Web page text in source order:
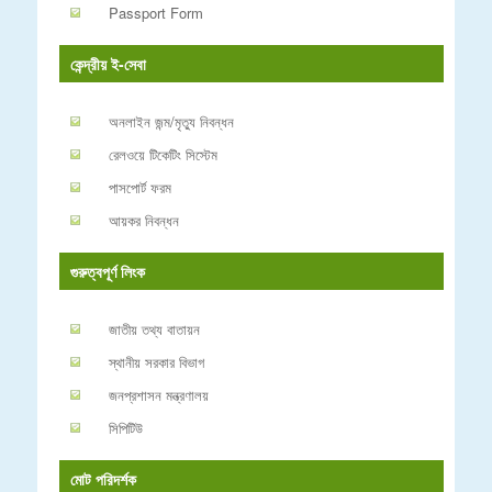
Passport Form
কেন্দ্রীয় ই-সেবা
অনলাইন জন্ম/মৃত্যু নিবন্ধন
রেলওয়ে টিকেটিং সিস্টেম
পাসপোর্ট ফরম
আয়কর নিবন্ধন
গুরুত্বপূর্ণ লিংক
জাতীয় তথ্য বাতায়ন
স্থানীয় সরকার বিভাগ
জনপ্রশাসন মন্ত্রণালয়
সিপিটিউ
মোট পরিদর্শক